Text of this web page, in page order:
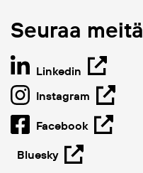
Seuraa meitä
Linkedin
Instagram
Facebook
Bluesky